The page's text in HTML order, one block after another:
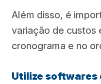
Além disso, é
variação de custos
cronograma e no
Utilize softwares